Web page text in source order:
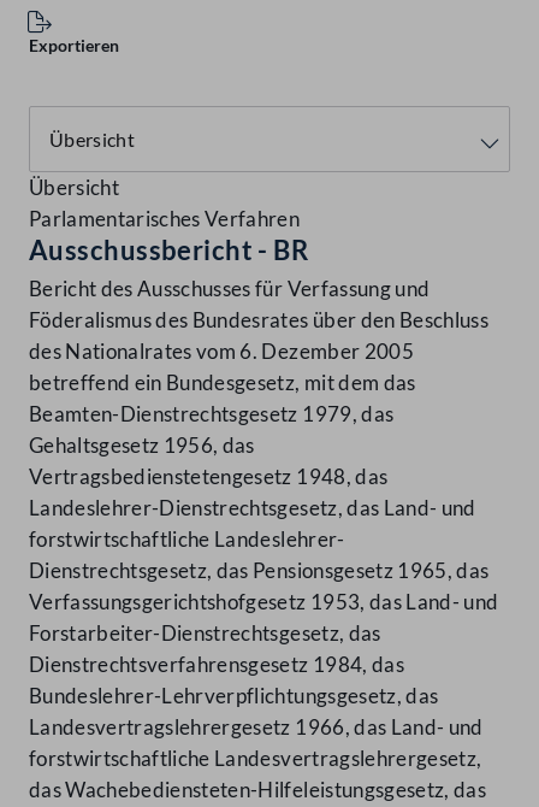
Exportieren
Übersicht
Parlamentarisches Verfahren
Ausschussbericht - BR
Bericht des Ausschusses für Verfassung und
Föderalismus des Bundesrates über den Beschluss
des Nationalrates vom 6. Dezember 2005
betreffend ein Bundesgesetz, mit dem das
Beamten-Dienstrechtsgesetz 1979, das
Gehaltsgesetz 1956, das
Vertragsbedienstetengesetz 1948, das
Landeslehrer-Dienstrechtsgesetz, das Land- und
forstwirtschaftliche Landeslehrer-
Dienstrechtsgesetz, das Pensionsgesetz 1965, das
Verfassungsgerichtshofgesetz 1953, das Land- und
Forstarbeiter-Dienstrechtsgesetz, das
Dienstrechtsverfahrensgesetz 1984, das
Bundeslehrer-Lehrverpflichtungsgesetz, das
Landesvertragslehrergesetz 1966, das Land- und
forstwirtschaftliche Landesvertragslehrergesetz,
das Wachebediensteten-Hilfeleistungsgesetz, das